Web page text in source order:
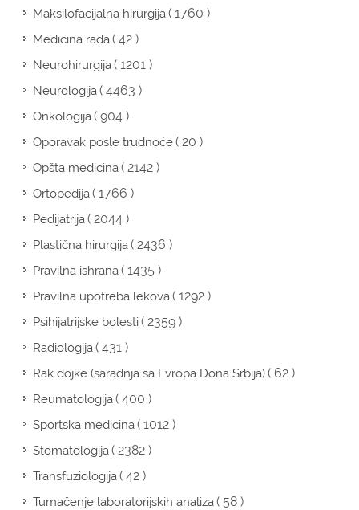
Maksilofacijalna hirurgija( 1760 )
Medicina rada( 42 )
Neurohirurgija( 1201 )
Neurologija( 4463 )
Onkologija( 904 )
Oporavak posle trudnoće( 20 )
Opšta medicina( 2142 )
Ortopedija( 1766 )
Pedijatrija( 2044 )
Plastična hirurgija( 2436 )
Pravilna ishrana( 1435 )
Pravilna upotreba lekova( 1292 )
Psihijatrijske bolesti( 2359 )
Radiologija( 431 )
Rak dojke (saradnja sa Evropa Dona Srbija)( 62 )
Reumatologija( 400 )
Sportska medicina( 1012 )
Stomatologija( 2382 )
Transfuziologija( 42 )
Tumačenje laboratorijskih analiza( 58 )